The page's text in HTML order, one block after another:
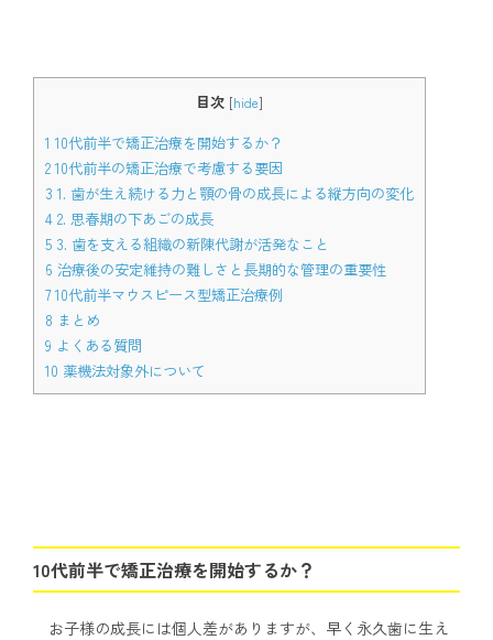
目次 [hide]
1 10代前半で矯正治療を開始するか？
2 10代前半の矯正治療で考慮する要因
3 1. 歯が生え続ける力と顎の骨の成長による縦方向の変化
4 2. 思春期の下あごの成長
5 3. 歯を支える組織の新陳代謝が活発なこと
6 治療後の安定維持の難しさと長期的な管理の重要性
710代前半マウスピース型矯正治療例
8 まとめ
9 よくある質問
10 薬機法対象外について
10代前半で矯正治療を開始するか？
お子様の成長には個人差がありますが、早く永久歯に生え